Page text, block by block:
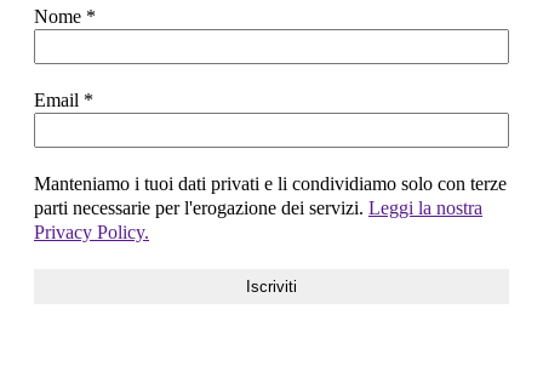
Nome *
Email *
Manteniamo i tuoi dati privati e li condividiamo solo con terze
parti necessarie per l'erogazione dei servizi. Leggi la nostra
Privacy Policy.